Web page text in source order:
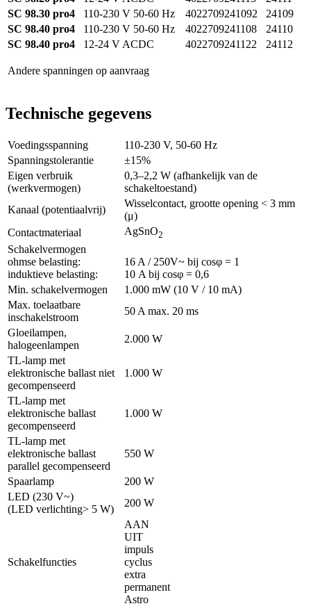
SC 98.30 pro4
110-230 V 50-60 Hz 4022709241092
24109
SC 98.40 pro4
110-230 V 50-60 Hz 4022709241108
24110
SC 98.40 pro4
12-24 V ACDC 4022709241122 24112
Andere spanningen op aanvraag
Technische gegevens
Voedingsspanning
110-230 V, 50-60 Hz
Spanningstolerantie
±15%
Eigen verbruik
(werkvermogen)
0,3–2,2 W (afhankelijk van de
schakeltoestand)
Kanaal (potentiaalvrij)
Wisselcontact, grootte opening < 3 mm
(μ)
Contactmateriaal
AgSnO2
Schakelvermogen
ohmse belasting:
induktieve belasting:
16 A / 250V~ bij cosφ = 1
10 A bij cosφ = 0,6
Min. schakelvermogen
1.000 mW (10 V / 10 mA)
Max. toelaatbare
inschakelstroom
50 A max. 20 ms
Gloeilampen,
halogeenlampen
2.000 W
TL-lamp met
elektronische ballast niet
gecompenseerd
1.000 W
TL-lamp met
elektronische ballast
gecompenseerd
1.000 W
TL-lamp met
elektronische ballast
parallel gecompenseerd
550 W
Spaarlamp
200 W
LED (230 V~)
(LED verlichting> 5 W)
200 W
Schakelfuncties
AAN
UIT
impuls
cyclus
extra
permanent
Astro